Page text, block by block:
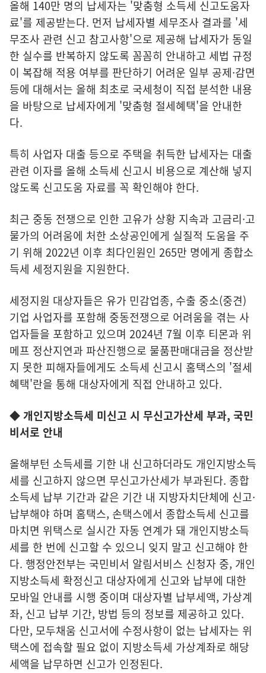
올해 140만 명의 납세자는 '맞춤형 소득세 신고도움자
료'를 제공받는다. 먼저 납세자별 세무조사 결과를 '세
무조사 관련 신고 참고사항'으로 제공해 납세자가 동일
한 실수를 반복하지 않도록 꼼꼼히 안내하고 세법 규정
이 복잡해 적용 여부를 판단하기 어려운 일부 공제·감면
등에 대해서는 올해 최초로 국세청이 직접 분석한 내용
을 바탕으로 납세자에게 '맞춤형 절세혜택'을 안내한
다.
특히 사업자 대출 등으로 주택을 취득한 납세자는 대출
관련 이자를 올해 소득세 신고시 비용으로 계산해 넣지
않도록 신고도움 자료를 꼭 확인해야 한다.
최근 중동 전쟁으로 인한 고유가 상황 지속과 고금리·고
물가의 어려움에 처한 소상공인에게 실질적 도움을 주
기 위해 2022년 이후 최다인원인 265만 명에게 종합소
득세 세정지원을 지원한다.
세정지원 대상자들은 유가 민감업종, 수출 중소(중견)
기업 사업자를 포함해 중동전쟁으로 어려움을 겪는 사
업자들을 포함하고 있으며 2024년 7월 이후 티몬과 위
메프 정산지연과 파산진행으로 물품판매대금을 정산받
지 못한 피해자들에게도 소득세 신고시 홈택스의 '절세
혜택'란을 통해 대상자에게 직접 안내하고 있다.
◆ 개인지방소득세 미신고 시 무신고가산세 부과, 국민
비서로 안내
올해부턴 소득세를 기한 내 신고하더라도 개인지방소득
세를 신고하지 않으면 무신고가산세가 부과된다. 종합
소득세 납부 기간과 같은 기간 내 지방자치단체에 신고·
납부해야 하며 홈택스, 손택스에서 종합소득세 신고를
마치면 위택스로 실시간 자동 연계가 돼 개인지방소득
세를 한 번에 신고할 수 있으니 잊지 말고 신고해야 한
다. 행정안전부는 국민비서 알림서비스 신청자 중, 개인
지방소득세 확정신고 대상자에게 신고와 납부에 대한
모바일 안내를 시행 중이며 대상자별 납부세액, 가상계
좌, 신고 납부 기간, 방법 등의 정보를 제공하고 있다.
다만, 모두채움 신고서에 수정사항이 없는 납세자는 위
택스에 접속할 필요 없이 지방소득세 가상계좌로 해당
세액을 납무하면 신고가 인정된다.